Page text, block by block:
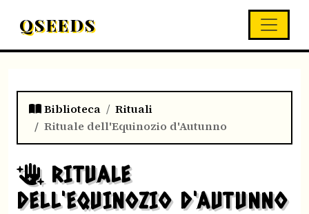
QSEEDS
Biblioteca
Rituali
Rituale dell'Equinozio d'Autunno
RITUALE
DELL'EQUINOZIO D'AUTUNNO